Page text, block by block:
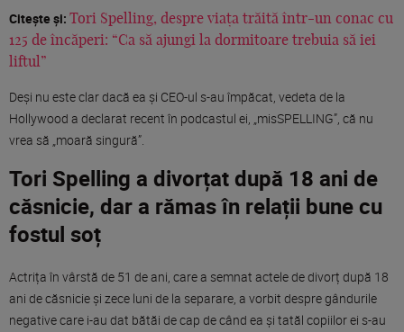
Citește și: Tori Spelling, despre viața trăită într-un conac cu
125 de încăperi: “Ca să ajungi la dormitoare trebuia să iei
liftul”
Deși nu este clar dacă ea și CEO-ul s-au împăcat, vedeta de la
Hollywood a declarat recent în podcastul ei, „misSPELLING”, că nu
vrea să „moară singură”.
Tori Spelling a divorțat după 18 ani de
căsnicie, dar a rămas în relații bune cu
fostul soț
Actrița în vârstă de 51 de ani, care a semnat actele de divorț după 18
ani de căsnicie și zece luni de la separare, a vorbit despre gândurile
negative care i-au dat bătăi de cap de când ea și tatăl copiilor ei s-au